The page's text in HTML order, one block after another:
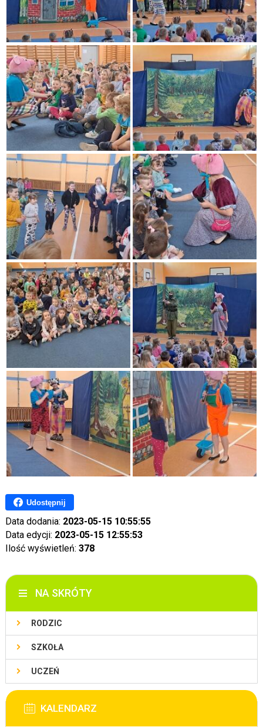
Udostępnij
Data dodania: 2023-05-15 10:55:55
Data edycji: 2023-05-15 12:55:53
Ilość wyświetleń: 378
NA SKRÓTY
RODZIC
SZKOŁA
UCZEŃ
KALENDARZ